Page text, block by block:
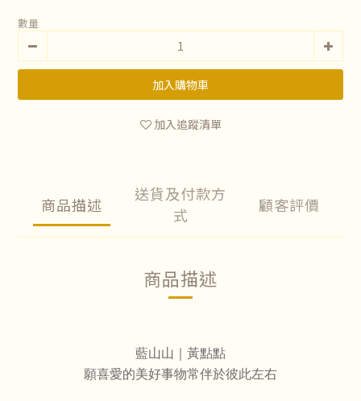
數量
加入購物車
加入追蹤清單
商品描述
送貨及付款方
式
顧客評價
商品描述
藍山山 ｜黃點點
願喜愛的美好事物常伴於彼此左右